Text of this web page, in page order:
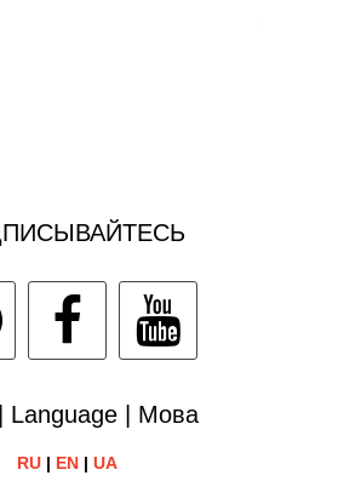
Language | Мова
RU| EN| UA